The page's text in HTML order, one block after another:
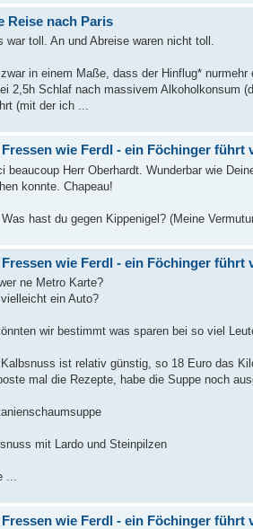
Reise nach Paris
war toll. An und Abreise waren nicht toll.
in einem Maße, dass der Hinflug*
2,5h Schlaf nach massivem Alkoholkonsum
(mit der ich ...
Fressen wie Ferdl - ein Föchinger führt
beaucoup Herr Oberhardt. Wunderbar wie
konnte. Chapeau!
Was hast du gegen Kippenigel? (Meine
Fressen wie Ferdl - ein Föchinger führt
ne Metro Karte?
ein Auto?
wir bestimmt was sparen bei so viel
Kalbsnuss ist relativ günstig, so 18 Euro das
mal die Rezepte, habe die Suppe noch
mit Lardo und Steinpilzen
...
Fressen wie Ferdl - ein Föchinger führt